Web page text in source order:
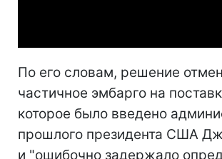
По его словам, решение
частичное эмбарго на
которое было введено
прошлого президента США
и "ошибочно задержало